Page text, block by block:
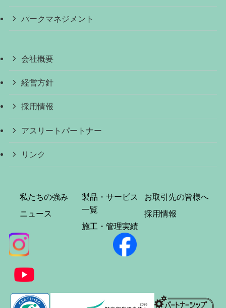
パークマネジメント
会社概要
経営方針
採用情報
アスリートパートナー
リンク
私たちの強み
ニュース
製品・サービス
一覧
施工・管理実績
お取引先の皆様へ
採用情報